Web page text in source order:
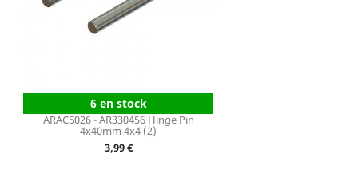
6 en stock
ARAC5026 - AR330456 Hinge Pin
4x40mm 4x4 (2)
Prix
3,99 €